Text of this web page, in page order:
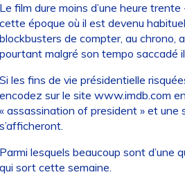
film dure moins d’une heure
époque où il est devenu
de compter, au chrono,
malgré son tempo saccadé
les fins de vie présidentielle
sur le site www.imdb.com
assassination of president » et une
lesquels beaucoup sont d’une
sort cette semaine.